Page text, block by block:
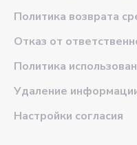
Политика возврата
Отказ от
Политика
Удаление
Настройки согласия